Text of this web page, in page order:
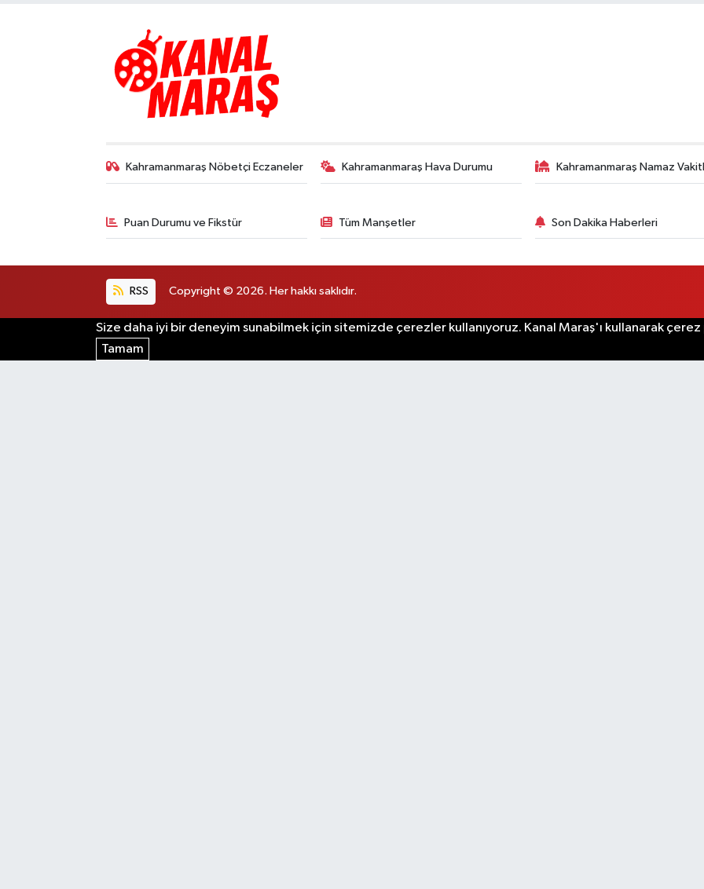
Kahramanmaraş Nöbetçi Eczaneler Kahramanmaraş Hava Durumu Kahramanmaraş Namaz
Puan Durumu ve Fikstür Tüm Manşetler Son Dakika Haberleri
RSS Copyright © 2026. Her hakkı saklıdır.
Size daha iyi bir deneyim sunabilmek için sitemizde çerezler kullanıyoruz. Kanal Maraş'ı kullanarak çerez
Tamam